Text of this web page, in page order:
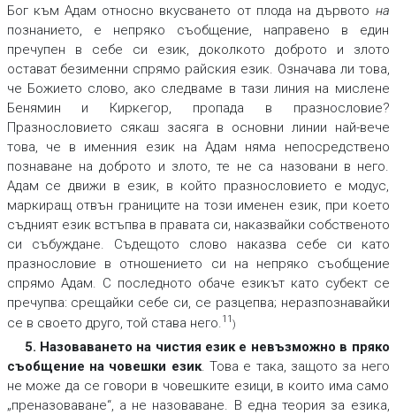
Бог към Адам относно вкусването от плода на дървото на
познанието, е непряко съобщение, направено в един
пречупен в себе си език, доколкото доброто и злото
остават безименни спрямо райския език. Означава ли това,
че Божието слово, ако следваме в тази линия на мислене
Бенямин и Киркегор, пропада в празнословие?
Празнословието сякаш засяга в основни линии най-вече
това, че в именния език на Адам няма непосредствено
познаване на доброто и злото, те не са назовани в него.
Адам се движи в език, в който празнословието е модус,
маркиращ отвън границите на този именен език, при което
съдният език встъпва в правата си, наказвайки собственото
си събуждане. Съдещото слово наказва себе си като
празнословие в отношението си на непряко съобщение
спрямо Адам. С последното обаче езикът като субект се
пречупва: срещайки себе си, се разцепва; неразпознавайки
се в своето друго, той става него.11)
5. Назоваването на чистия език е невъзможно в пряко
съобщение на човешки език. Това е така, защото за него
не може да се говори в човешките езици, в които има само
„преназоваване“, а не назоваване. В една теория за езика,